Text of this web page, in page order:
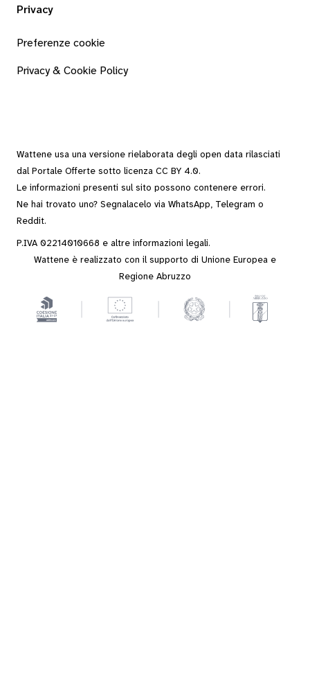
Privacy
Preferenze cookie
Privacy & Cookie Policy
Wattene usa una versione rielaborata degli open data rilasciati
dal Portale Offerte sotto licenza CC BY 4.0.
Le informazioni presenti sul sito possono contenere errori.
Ne hai trovato uno? Segnalacelo via WhatsApp, Telegram o
Reddit.
P.IVA 02214010668 e altre informazioni legali.
Wattene è realizzato con il supporto di Unione Europea e
Regione Abruzzo